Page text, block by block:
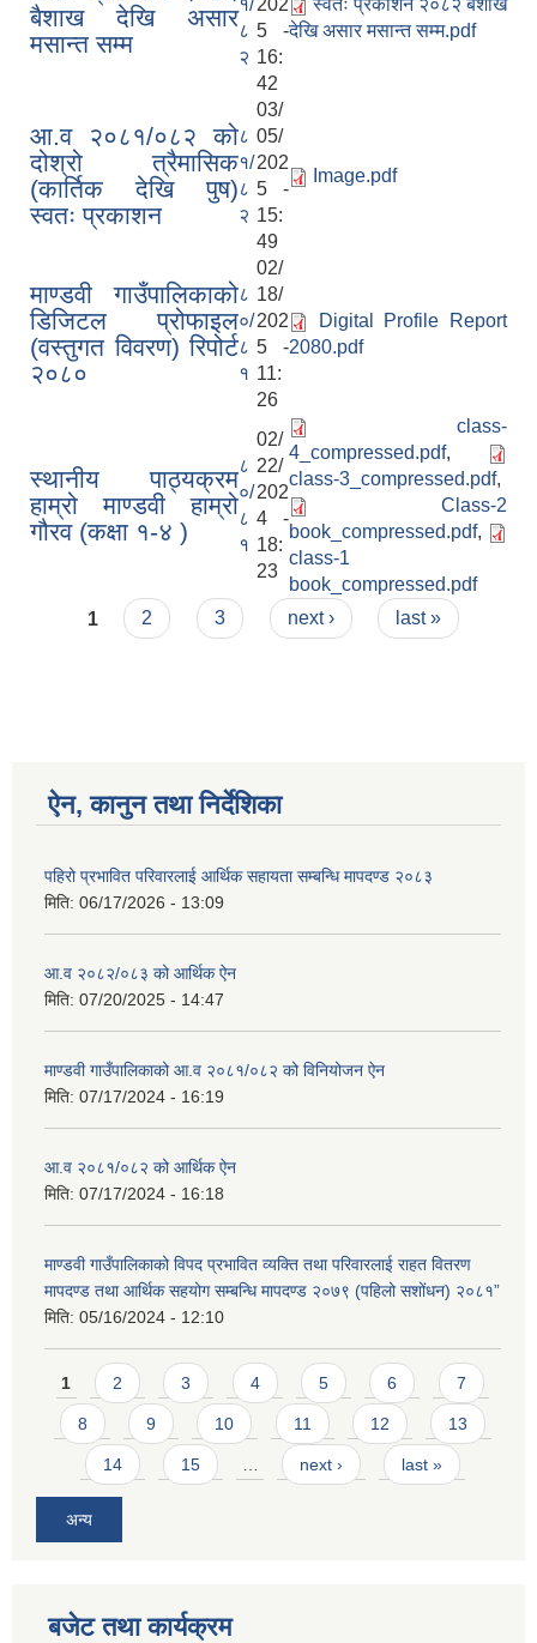
बैशाख देखि असार
मसान्त सम्म
१/
८
२
202
5 -
16:
42
स्वतः प्रकाशन २०८२ बैशाख
देखि असार मसान्त सम्म.pdf
आ.व २०८१/०८२ को
दोश्रो त्रैमासिक
(कार्तिक देखि पुष)
स्वतः प्रकाशन
८
१/
८
२
03/
05/
202
5 -
15:
49
Image.pdf
माण्डवी गाउँपालिकाको
डिजिटल प्रोफाइल
(वस्तुगत विवरण) रिपोर्ट
२०८०
८
०/
८
१
02/
18/
202
5 -
11:
26
Digital Profile Report
2080.pdf
स्थानीय पाठ्यक्रम
हाम्रो माण्डवी हाम्रो
गौरव (कक्षा १-४ )
८
०/
८
१
02/
22/
202
4 -
18:
23
class-
4_compressed.pdf,
class-3_compressed.pdf,
Class-2
book_compressed.pdf,
class-1
book_compressed.pdf
Pages
1 2 3 next › last »
ऐन, कानुन तथा निर्देशिका
पहिरो प्रभावित परिवारलाई आर्थिक सहायता सम्बन्धि मापदण्ड २०८३
मिति: 06/17/2026 - 13:09
आ.व २०८२/०८३ को आर्थिक ऐन
मिति: 07/20/2025 - 14:47
माण्डवी गाउँपालिकाको आ.व २०८१/०८२ को विनियोजन ऐन
मिति: 07/17/2024 - 16:19
आ.व २०८१/०८२ को आर्थिक ऐन
मिति: 07/17/2024 - 16:18
माण्डवी गाउँपालिकाको विपद प्रभावित व्यक्ति तथा परिवारलाई राहत वितरण
मापदण्ड तथा आर्थिक सहयोग सम्बन्धि मापदण्ड २०७९ (पहिलो सशोंधन) २०८१”
मिति: 05/16/2024 - 12:10
Pages
1 2 3 4 5 6 7
8 9 10 11 12 13
14 15 next › last »
अन्य
बजेट तथा कार्यक्रम